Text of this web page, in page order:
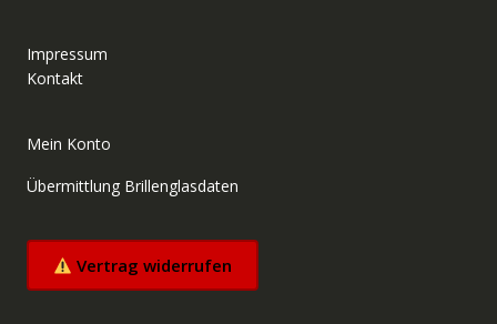
Impressum
Kontakt
Mein Konto
Übermittlung Brillenglasdaten
Vertrag widerrufen